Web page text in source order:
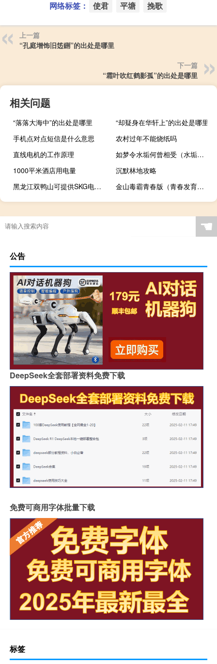
网络标签： 使君 平塘 挽歌
上一篇
“孔庭增饰旧笾鉶”的出处是哪里
下一篇
“霜叶吹红鹤影孤”的出处是哪里
相关问题
“落落大海中”的出处是哪里
“却疑身在华轩上”的出处是哪里
手机点对点短信是什么意思
农村过年不能烧纸吗
直线电机的工作原理
如梦令水垢何曾相受（水垢何曾相受）
1000平米酒店用电量
沉默林地攻略
黑龙江双鸭山可提供SKG电烤箱维修服务地址在哪
金山毒霸青春版（青春发育期男生）
☚
公告
DeepSeek全套部署资料免费下载
免费可商用字体批量下载
标签